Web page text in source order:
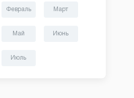
Февраль Март
Май Июнь
Июль